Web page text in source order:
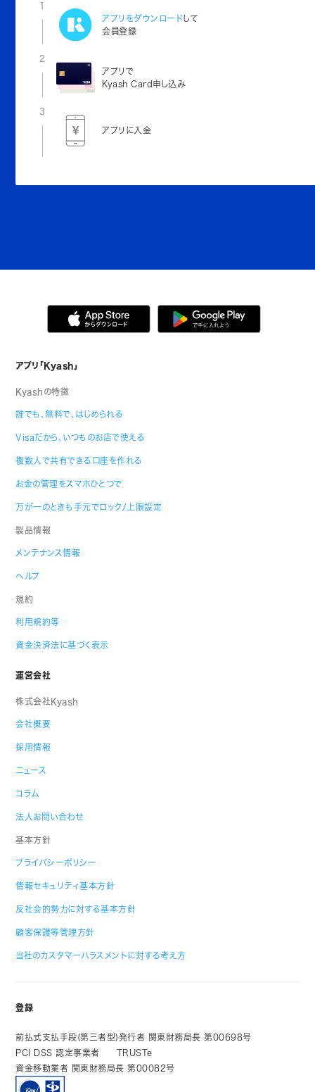
1
アプリをダウンロードして
会員登録
2
アプリで
Kyash Card申し込み
3
アプリに入金
アプリ「Kyash」
Kyashの特徴
誰でも、無料で、はじめられる
Visaだから、いつものお店で使える
複数人で共有できる口座を作れる
お金の管理をスマホひとつで
万が一のときも手元でロック/上限設定
製品情報
メンテナンス情報
ヘルプ
規約
利用規約等
資金決済法に基づく表示
運営会社
株式会社Kyash
会社概要
採用情報
ニュース
コラム
法人お問い合わせ
基本方針
プライバシーポリシー
情報セキュリティ基本方針
反社会的勢力に対する基本方針
顧客保護等管理方針
当社のカスタマーハラスメントに対する考え方
登録
前払式支払手段(第三者型)発行者 関東財務局長 第00698号
PCI DSS 認定事業者
TRUSTe
資金移動業者 関東財務局長 第00082号